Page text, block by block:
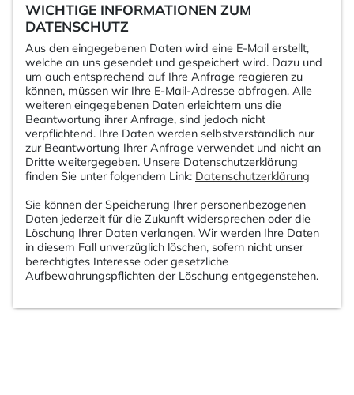
WICHTIGE INFORMATIONEN ZUM
DATENSCHUTZ
Aus den eingegebenen Daten wird eine E-Mail erstellt,
welche an uns gesendet und gespeichert wird. Dazu und
um auch entsprechend auf Ihre Anfrage reagieren zu
können, müssen wir Ihre E-Mail-Adresse abfragen. Alle
weiteren eingegebenen Daten erleichtern uns die
Beantwortung ihrer Anfrage, sind jedoch nicht
verpflichtend. Ihre Daten werden selbstverständlich nur
zur Beantwortung Ihrer Anfrage verwendet und nicht an
Dritte weitergegeben. Unsere Datenschutzerklärung
finden Sie unter folgendem Link: Datenschutzerklärung
Sie können der Speicherung Ihrer personenbezogenen
Daten jederzeit für die Zukunft widersprechen oder die
Löschung Ihrer Daten verlangen. Wir werden Ihre Daten
in diesem Fall unverzüglich löschen, sofern nicht unser
berechtigtes Interesse oder gesetzliche
Aufbewahrungspflichten der Löschung entgegenstehen.